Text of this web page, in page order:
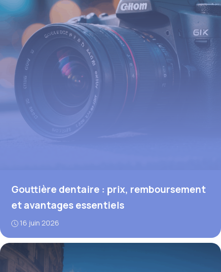
Gouttière dentaire : prix, remboursement
et avantages essentiels
16 juin 2026